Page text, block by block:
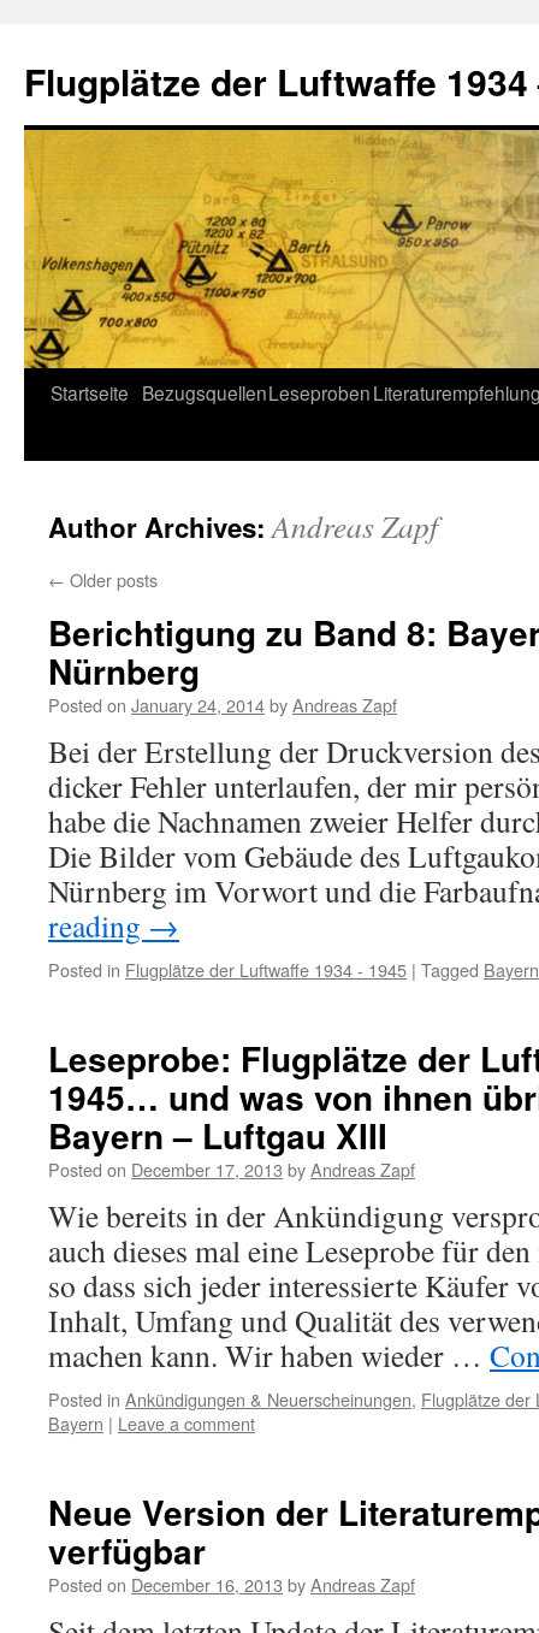
Flugplätze der Luftwaffe 1934
Skip
Startseite BezugsquellenLeseproben
Author Archives:Andreas Zapf
← Older posts
Berichtigung zu Band 8:
Nürnberg
Posted on January 24, 2014byAndreas Zapf
Bei der Erstellung der Druckversion
dicker Fehler unterlaufen, der mir
habe die Nachnamen zweier Helfer
Die Bilder vom Gebäude des
Nürnberg im Vorwort und die
reading →
Posted in Flugplätze der Luftwaffe 1934 - 1945 | Tagged Bayern
Leseprobe: Flugplätze der
1945… und was von ihnen
Bayern – Luftgau XIII
Posted on December 17, 2013 byAndreas Zapf
Wie bereits in der Ankündigung
auch dieses mal eine Leseprobe für
so dass sich jeder interessierte Käufer
Inhalt, Umfang und Qualität des
machen kann. Wir haben wieder …
Posted in Ankündigungen & Neuerscheinungen, Flugplätze der
Bayern | Leave a comment
Neue Version der
verfügbar
Posted on December 16, 2013 byAndreas Zapf